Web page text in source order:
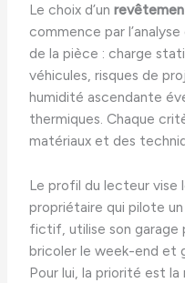
Le choix d’un
commence par
de la pièce : charge
véhicules, risques de
humidité ascendante
thermiques. Chaque
matériaux et des
Le profil du lecteur vise
propriétaire qui pilote
fictif, utilise son garage
bricoler le week-end et
Pour lui, la priorité est